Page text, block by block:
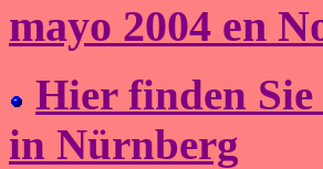
mayo 2004 en
Hier finden
in Nürnberg